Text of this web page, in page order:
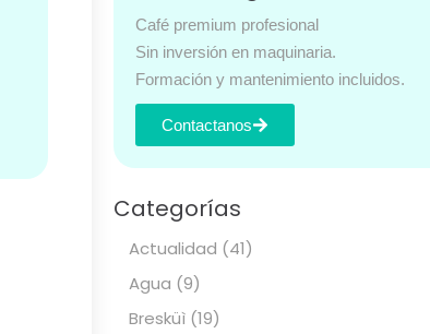
Café premium profesional
Sin inversión en maquinaria.
Formación y mantenimiento incluidos.
Contactanos
Categorías
Actualidad (41)
Agua (9)
Bresküì(19)